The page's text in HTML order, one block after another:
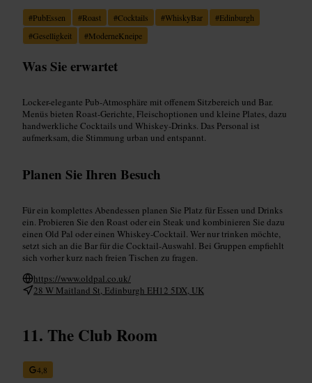
#PubEssen #Roast #Cocktails #WhiskyBar #Edinburgh
#Geselligkeit #ModerneKneipe
Was Sie erwartet
Locker-elegante Pub-Atmosphäre mit offenem Sitzbereich und Bar.
Menüs bieten Roast-Gerichte, Fleischoptionen und kleine Plates, dazu
handwerkliche Cocktails und Whiskey-Drinks. Das Personal ist
aufmerksam, die Stimmung urban und entspannt.
Planen Sie Ihren Besuch
Für ein komplettes Abendessen planen Sie Platz für Essen und Drinks
ein. Probieren Sie den Roast oder ein Steak und kombinieren Sie dazu
einen Old Pal oder einen Whiskey-Cocktail. Wer nur trinken möchte,
setzt sich an die Bar für die Cocktail-Auswahl. Bei Gruppen empfiehlt
sich vorher kurz nach freien Tischen zu fragen.
https://www.oldpal.co.uk/
28 W Maitland St, Edinburgh EH12 5DX, UK
The Club Room
4,8